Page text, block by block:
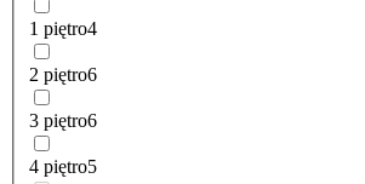
1 piętro4
2 piętro6
3 piętro6
4 piętro5